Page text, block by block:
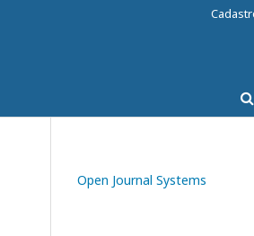
Open Journal Systems